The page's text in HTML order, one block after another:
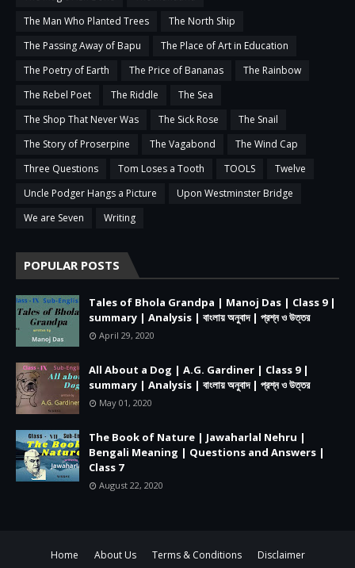
The Man Who Planted Trees
The North Ship
The Passing Away of Bapu
The Place of Art in Education
The Poetry of Earth
The Price of Bananas
The Rainbow
The Rebel Poet
The Riddle
The Sea
The Shop That Never Was
The Sick Rose
The Snail
The Story of Proserpine
The Vagabond
The Wind Cap
Three Questions
Tom Loses a Tooth TOOLS
Twelve
Uncle Podger Hangs a Picture
Upon Westminster Bridge
We are Seven
Writing
POPULAR POSTS
Tales of Bhola Grandpa | Manoj Das | Class 9 |
summary | Analysis | বাংলায় অনুবাদ | প্রশ্ন ও উত্তর
April 29, 2020
All About a Dog | A.G. Gardiner | Class 9 |
summary | Analysis | বাংলায় অনুবাদ | প্রশ্ন ও উত্তর
May 01, 2020
The Book of Nature | Jawaharlal Nehru |
Bengali Meaning | Questions and Answers |
Class 7
August 22, 2020
Home About Us Terms & Conditions
Disclaimer